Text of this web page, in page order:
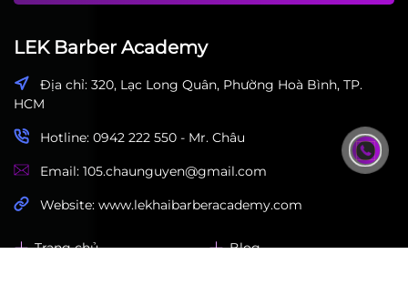
LEK Barber Academy
Địa chỉ: 320, Lạc Long Quân, Phường Hoà Bình, TP.
HCM
Hotline: 0942 222 550 - Mr. Châu
Email: 105.chaunguyen@gmail.com
Website: www.lekhaibarberacademy.com
Trang chủ
Blog